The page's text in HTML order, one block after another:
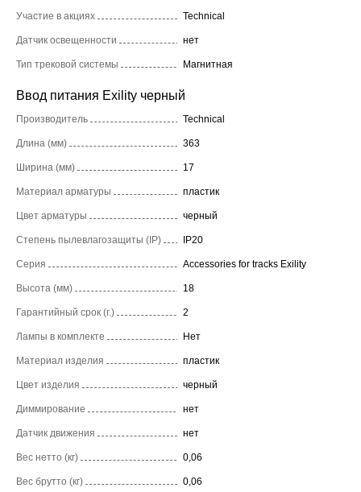
Участие в акциях Technical
Датчик освещенности нет
Тип трековой системы Магнитная
Ввод питания Exility черный
Производитель Technical
Длина (мм) 363
Ширина (мм) 17
Материал арматуры пластик
Цвет арматуры черный
Степень пылевлагозащиты (IP) IP20
Серия Accessories for tracks Exility
Высота (мм) 18
Гарантийный срок (г.) 2
Лампы в комплекте Нет
Материал изделия пластик
Цвет изделия черный
Диммирование нет
Датчик движения нет
Вес нетто (кг) 0,06
Вес брутто (кг) 0,06